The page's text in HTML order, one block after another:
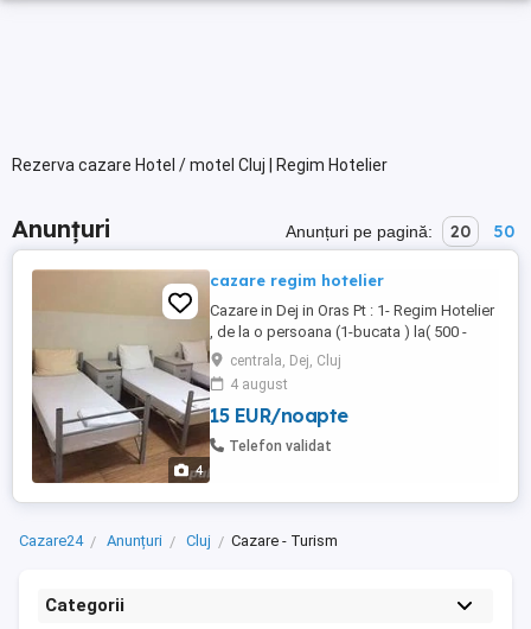
Rezerva cazare Hotel / motel Cluj | Regim Hotelier
Anunțuri Anunțuri pe pagină: 20 50
4
cazare regim hotelier
Cazare in Dej in Oras Pt : 1- Regim Hotelier
, de la o persoana (1-bucata ) la( 500 -
bucati ) Pt : 1-Muncitori ,2-Turisti , 3 Interes
de serviciu ,4 ALTE VARIANTE 2- Cazare
Permaneta , pt durata de un an sau mai
multii anii de la o persoana (1-bucata ) la(
500 -bucati ) ...
centrala, Dej, Cluj
4 august
15 EUR/noapte
Telefon validat
Cazare24 Anunțuri Cluj Cazare - Turism
Categorii